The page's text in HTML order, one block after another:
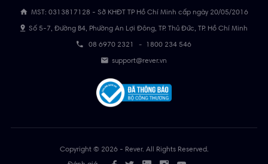
MST: 0313817128 - Sở KHĐT TP Hồ Chí Minh cấp ngày 20/05/2016
Số 5-7, Đường B4, Phường An Lợi Đông, TP. Thủ Đức, TP. Hồ Chí Minh
08 6970 2321 - 1800 234 546
support@rever.vn
Copyright © 2026 - Rever. All Rights Reserved.